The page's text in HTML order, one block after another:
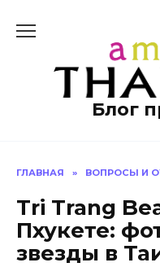
Блог
ГЛАВНАЯ » ВОПРОСЫ И
Tri Trang
Пхукете:
звезды в